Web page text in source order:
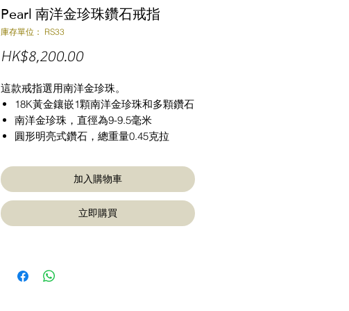
Pearl 南洋金珍珠鑽石戒指
庫存單位： RS33
HK$8,200.00價
這款戒指選用南洋金珍珠。
18K黃金鑲嵌1顆南洋金珍珠和多顆鑽石
南洋金珍珠，直徑為9-9.5毫米
圓形明亮式鑽石，總重量0.45克拉
加入購物車
立即購買